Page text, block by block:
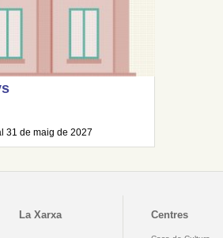
31 de maig de 2027
La Xarxa Centres